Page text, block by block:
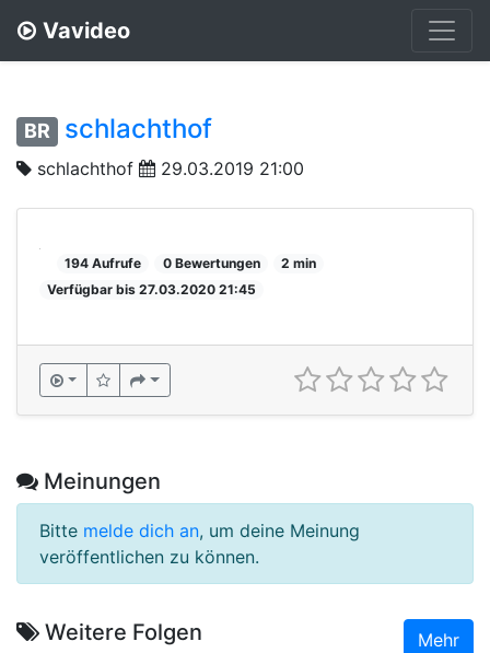
Vavideo
BR schlachthof
schlachthof 29.03.2019 21:00
194 Aufrufe 0 Bewertungen
2 min
Verfügbar bis 27.03.2020 21:45
Meinungen
Bitte melde dich an, um deine Meinung
veröffentlichen zu können.
Weitere Folgen Mehr